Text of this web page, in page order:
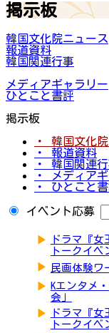
掲示板
韓国文化院ニュース
報道資料
韓国関連行事
メディアギャラリー
ひとこと書評
掲示板
・ 韓国文化
・ 報道資料
・ 韓国関連
・ メディア
・ ひとこと
イベント応募
▶
ドラマ『
トークイベ
▶ 民画体験ワ
▶ Kエンタメ
会」
▶
ドラマ『
トークイベ